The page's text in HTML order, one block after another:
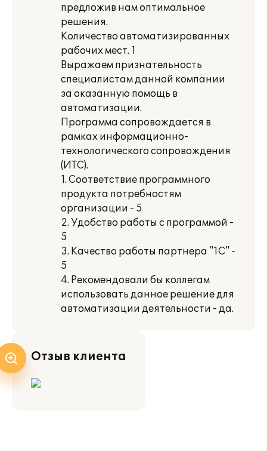
предложив нам оптимальное
решения.
Количество автоматизированных
рабочих мест. 1
Выражаем признательность
специалистам данной компании
за оказанную помощь в
автоматизации.
Программа сопровождается в
рамках информационно-
технологического сопровождения
(ИТС).
1. Соответствие программного
продукта потребностям
организации - 5
2. Удобство работы с программой -
5
3. Качество работы партнера "1С" -
5
4. Рекомендовали бы коллегам
использовать данное решение для
автоматизации деятельности - да.
Отзыв клиента